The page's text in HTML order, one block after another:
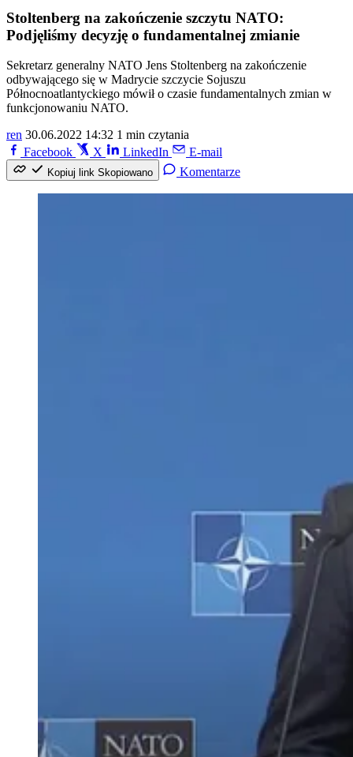
Stoltenberg na zakończenie szczytu NATO:
Podjęliśmy decyzję o fundamentalnej zmianie
Sekretarz generalny NATO Jens Stoltenberg na zakończenie
odbywającego się w Madrycie szczycie Sojuszu
Północnoatlantyckiego mówił o czasie fundamentalnych zmian w
funkcjonowaniu NATO.
ren 30.06.2022 14:32 1 min czytania
Facebook
X LinkedIn E-mail
Kopiuj link Skopiowano Komentarze